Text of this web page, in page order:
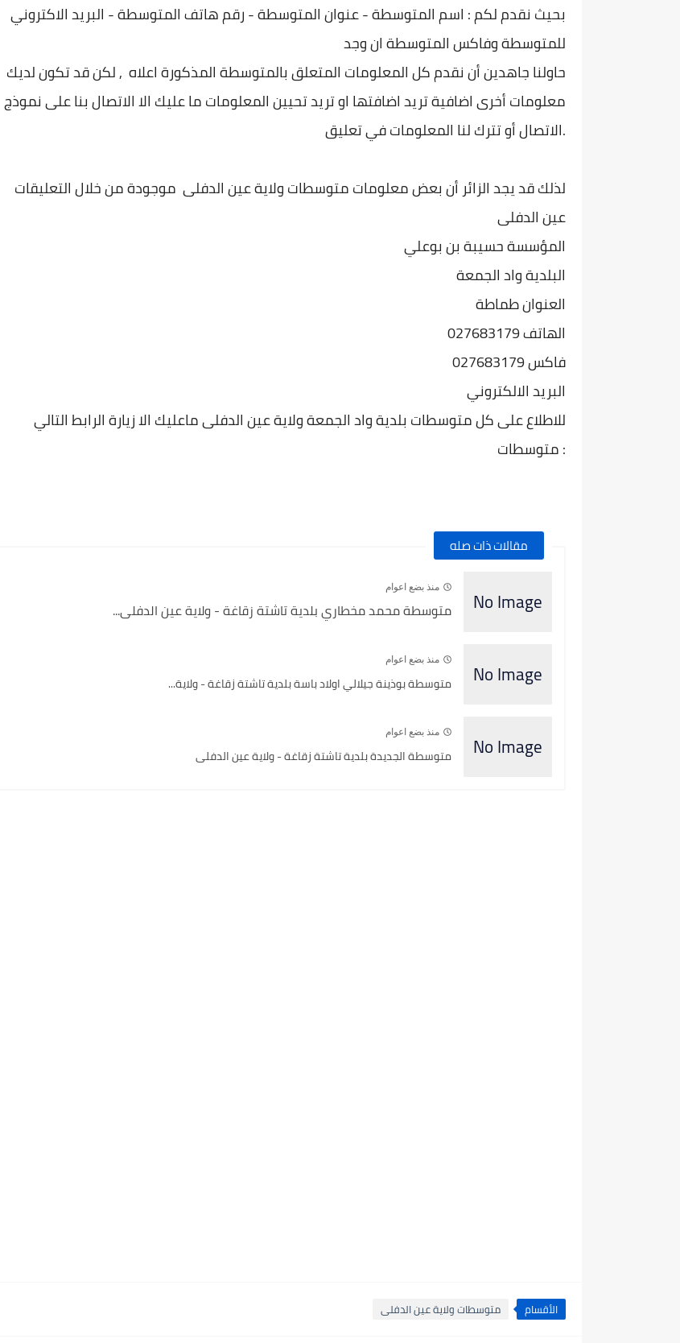
بحيث نقدم لكم : اسم المتوسطة - عنوان المتوسطة - رقم هاتف المتوسطة - البريد الاكتروني
للمتوسطة وفاكس المتوسطة ان وجد
حاولنا جاهدين أن نقدم كل المعلومات المتعلق بالمتوسطة المذكورة اعلاه , لكن قد تكون لديك
معلومات أخرى اضافية تريد اضافتها او تريد تحيين المعلومات ما عليك الا الاتصال بنا على نموذج
الاتصال أو تترك لنا المعلومات في تعليق.
لذلك قد يجد الزائر أن بعض معلومات متوسطات ولاية عين الدفلى موجودة من خلال التعليقات
عين الدفلى
المؤسسة حسيبة بن بوعلي
البلدية واد الجمعة
العنوان طماطة
الهاتف 027683179
فاكس 027683179
البريد الالكتروني
للاطلاع على كل متوسطات بلدية واد الجمعة ولاية عين الدفلى ماعليك الا زيارة الرابط التالي
: متوسطات
مقالات ذات صله
منذ بضع اعوام
متوسطة محمد مخطاري بلدية تاشتة زقاغة - ولاية عين الدفلى...
منذ بضع اعوام
متوسطة بوذينة جيلالي اولاد باسة بلدية تاشتة زقاغة - ولاية...
منذ بضع اعوام
متوسطة الجديدة بلدية تاشتة زقاغة - ولاية عين الدفلى
الأقسام متوسطات ولاية عين الدفلى